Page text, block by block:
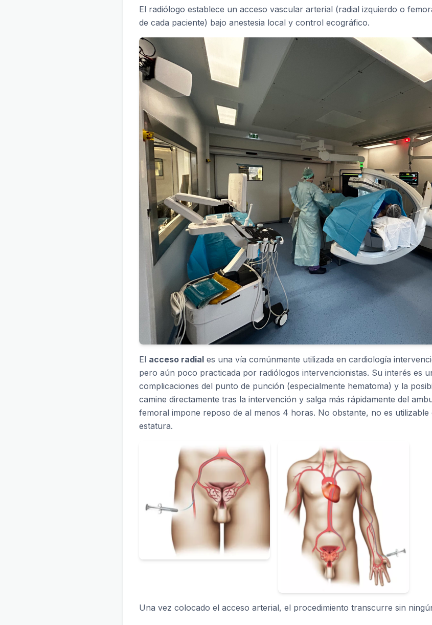
El radiólogo establece un acceso vascular arterial (radial izquierdo o
de cada paciente) bajo anestesia local y control ecográfico.
El acceso radial es una vía comúnmente utilizada en cardiología
pero aún poco practicada por radiólogos intervencionistas. Su interés es
complicaciones del punto de punción (especialmente hematoma) y la
camine directamente tras la intervención y salga más rápidamente del
femoral impone reposo de al menos 4 horas. No obstante, no es utilizable
estatura.
Una vez colocado el acceso arterial, el procedimiento transcurre sin